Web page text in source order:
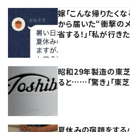
嫁「こんな帰りたくな
から届いた“衝撃の
省する！」「私が行きた
昭和29年製造の東
ると……「驚き」「東
夏休みの宿題をす